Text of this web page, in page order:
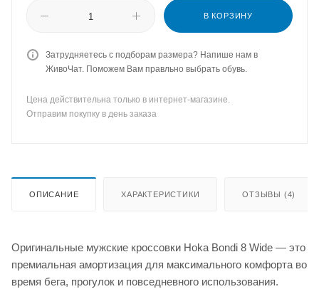
В КОРЗИНУ
Затрудняетесь с подборам размера? Напише нам в
ЖивоЧат. Поможем Вам правльно выбрать обувь.
Цена действительна только в интернет-магазине.
Отправим покупку в день заказа
ОПИСАНИЕ ХАРАКТЕРИСТИКИ ОТЗЫВЫ (4)
Оригинальные мужские кроссовки Hoka Bondi 8 Wide — это
премиальная амортизация для максимального комфорта во
время бега, прогулок и повседневного использования.